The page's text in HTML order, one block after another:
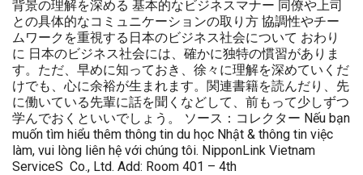
背景の理解を深める 基本的なビジネスマナー 同僚や上司
との具体的なコミュニケーションの取り方 協調性やチー
ムワークを重視する日本のビジネス社会について おわり
に 日本のビジネス社会には、確かに独特の慣習がありま
す。ただ、早めに知っておき、徐々に理解を深めていくだ
けでも、心に余裕が生まれます。関連書籍を読んだり、先
に働いている先輩に話を聞くなどして、前もって少しずつ
学んでおくといいでしょう。 ソース：コレクター Nếu bạn
muốn tìm hiểu thêm thông tin du học Nhật & thông tin việc
làm, vui lòng liên hệ với chúng tôi. NipponLink Vietnam
ServiceS Co., Ltd. Add: Room 401 – 4th